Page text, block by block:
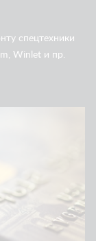
спецтехники
Winlet и пр.